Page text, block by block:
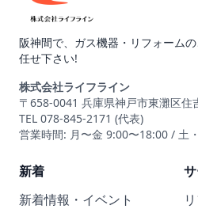
阪神間で、ガス機器・リフォーム
任せ下さい!
株式会社ライフライン
〒658-0041 兵庫県神戸市東灘区住
TEL 078-845-2171 (代表)
営業時間: 月〜金 9:00〜18:00 / 土
新着
新着情報・イベント